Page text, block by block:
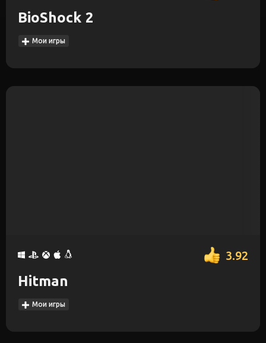
BioShock 2
Мои игры
3.92
Hitman
Мои игры